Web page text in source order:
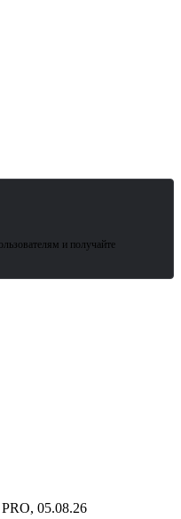
и получайте
05.08.26